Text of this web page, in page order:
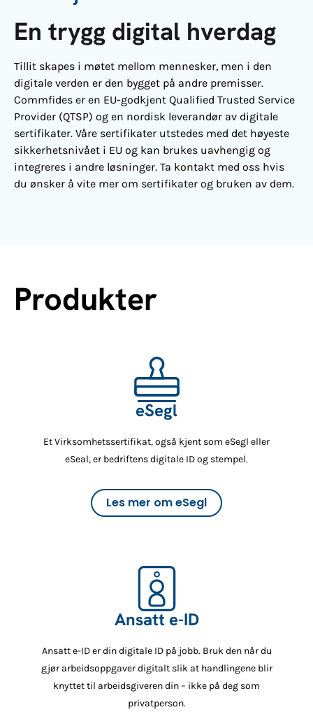
En trygg digital hverdag
Tillit skapes i møtet mellom mennesker, men i den
digitale verden er den bygget på andre premisser.
Commfides er en EU-godkjent Qualified Trusted Service
Provider (QTSP) og en nordisk leverandør av digitale
sertifikater. Våre sertifikater utstedes med det høyeste
sikkerhetsnivået i EU og kan brukes uavhengig og
integreres i andre løsninger. Ta kontakt med oss hvis
du ønsker å vite mer om sertifikater og bruken av dem.
Produkter
eSegl
Et Virksomhetssertifikat, også kjent som eSegl eller
eSeal, er bedriftens digitale ID og stempel.
Les mer om eSegl
Ansatt e-ID
Ansatt e-ID er din digitale ID på jobb. Bruk den når du
gjør arbeidsoppgaver digitalt slik at handlingene blir
knyttet til arbeidsgiveren din – ikke på deg som
privatperson.